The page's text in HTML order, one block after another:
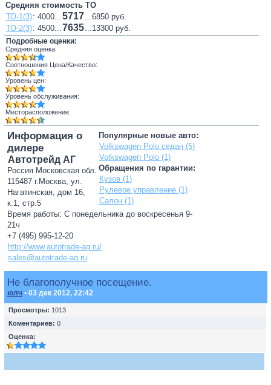
Средняя стоимость ТО
ТО-1(3): 4000...5717...6850 руб.
ТО-2(3): 4500...7635...13300 руб.
Подробные оценки:
Средняя оценка:
Соотношения Цена/Качество:
Уровень цен:
Уровень обслуживания:
Месторасположение:
Популярные новые авто:
Volkswagen Polo седан (5)
Volkswagen Polo (1)
Обращения по гарантии:
Кузов (1)
Рулевое управление (1)
Салон (1)
Информация о
дилере
Автотрейд АГ
Россия Московская обл.
115487 г.Москва, ул.
Нагатинская, дом 16,
к.1, стр.5
Время работы: С понедельника до воскресенья 9-
21ч
+7 (495) 995-12-20
http://www.autotrade-ag.ru/
sales@autotrade-ag.ru
Не благополучное посещение.
юлч • 03 дек 2012, 22:42
Просмотры: 1013
Коментариев: 0
Оценка: